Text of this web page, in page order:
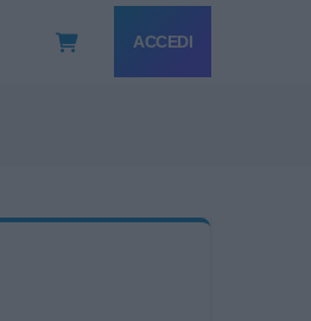
ACCEDI